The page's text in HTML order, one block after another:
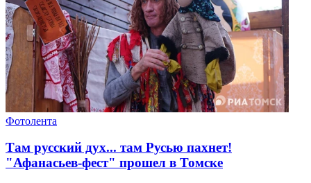
Фотолента
Там русский дух... там Русью пахнет!
"Афанасьев-фест" прошел в Томске